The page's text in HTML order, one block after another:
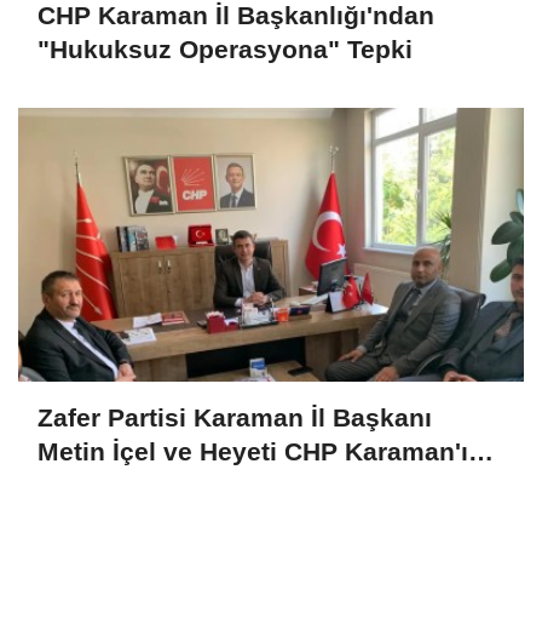
CHP Karaman İl Başkanlığı'ndan
"Hukuksuz Operasyona" Tepki
Zafer Partisi Karaman İl Başkanı
Metin İçel ve Heyeti CHP Karaman'ı